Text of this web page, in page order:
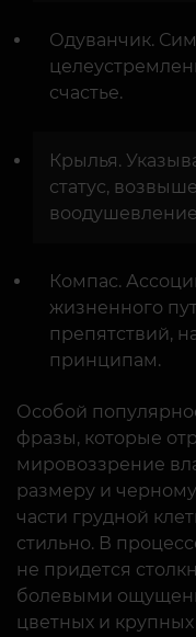
Одуванчик.
счастье.
Крылья.
статус,
Компас.
жизненного
препятствий,
принципам.
Особой
фразы, которые
мировоззрение
размеру и
части грудной
стильно. В
не придется
болевыми
цветных и